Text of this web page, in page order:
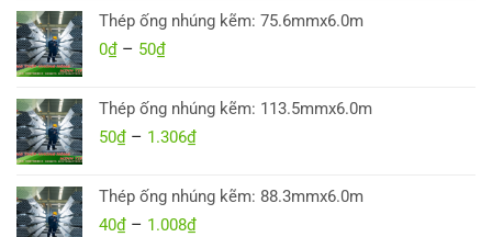
0₫
Thép ống nhúng kẽm: 75.6mmx6.0m
0₫ – 50₫
0₫
đến
Thép ống nhúng kẽm: 113.5mmx6.0m
50₫ – 1.306₫
50₫
Thép ống nhúng kẽm: 88.3mmx6.0m
40₫ – 1.008₫